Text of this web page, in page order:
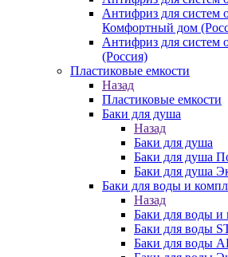
Антифриз для систем
Комфортный дом
Антифриз для систем
(Россия)
Пластиковые емкости
Назад
Пластиковые емкости
Баки для душа
Назад
Баки для душа
Баки для душа
Баки для душа
Баки для воды и
Назад
Баки для воды
Баки для воды
Баки для воды